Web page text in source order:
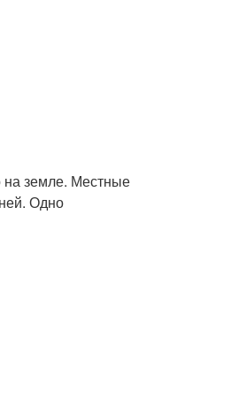
на земле. Местные
Одно